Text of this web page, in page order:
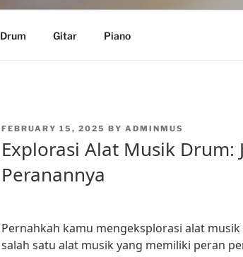
Drum Gitar Piano
POSTED
FEBRUARY 15, 2025 BY ADMINMUS
Explorasi Alat Musik Drum:
Peranannya
Pernahkah kamu mengeksplorasi alat
salah satu alat musik yang memiliki peran